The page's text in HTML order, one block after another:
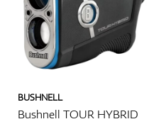
zlepšit váš výkon na hřišti.
Více
BUSHNELL
Bushnell TOUR HYBRID